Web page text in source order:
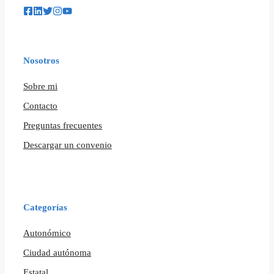
Nosotros
Sobre mi
Contacto
Preguntas frecuentes
Descargar un convenio
Categorías
Autonómico
Ciudad autónoma